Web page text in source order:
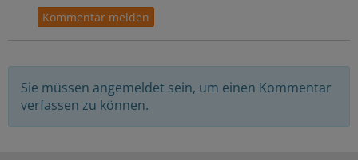
Sie müssen angemeldet sein, um einen Kommentar
verfassen zu können.